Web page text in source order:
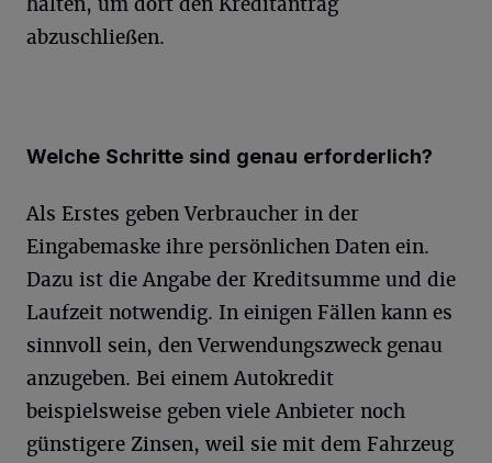
abzuschließen.
Welche Schritte sind genau erforderlich?
Als Erstes geben Verbraucher in der
Eingabemaske ihre persönlichen Daten ein.
Dazu ist die Angabe der Kreditsumme und die
Laufzeit notwendig. In einigen Fällen kann es
sinnvoll sein, den Verwendungszweck genau
anzugeben. Bei einem Autokredit
beispielsweise geben viele Anbieter noch
günstigere Zinsen, weil sie mit dem Fahrzeug